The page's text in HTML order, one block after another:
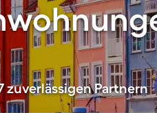
zuverlässigen Partnern